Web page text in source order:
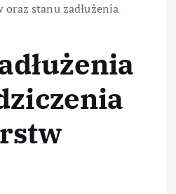
stanu zadłużenia